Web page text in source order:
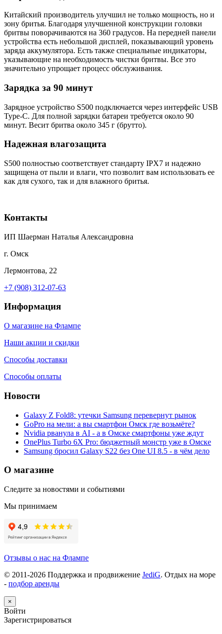
Китайский производитель улучшил не только мощность, но и
зону бритья. Благодаря улучшенной конструкции головки
бритвы поворачиваются на 360 градусов. На передней панели
устройства есть небольшой дисплей, показывающий уровень
заряда аккумулятора. Есть также специальные индикаторы,
указывающие на необходимость чистки бритвы. Все это
значительно упрощает процесс обслуживания.
Зарядка за 90 минут
Зарядное устройство S500 подключается через интерфейс USB
Type-C. Для полной зарядки батареи требуется около 90
минут. Весит бритва около 345 г (брутто).
Надежная влагозащита
S500 полностью соответствует стандарту IPX7 и надежно
защищена от пыли и влаги, что позволит вам использовать ее
как для сухого, так и для влажного бритья.
Контакты
ИП Шаерман Наталья Александровна
г. Омск
Лермонтова, 22
+7 (908) 312-07-63
Информация
О магазине на Флампе
Наши акции и скидки
Способы доставки
Способы оплаты
Новости
Galaxy Z Fold8: утечки Samsung перевернут рынок
GoPro на мели: а вы смартфон Омск где возьмёте?
Nvidia рванула в AI - а в Омске смартфоны уже ждут
OnePlus Turbo 6X Pro: бюджетный монстр уже в Омске
Samsung бросил Galaxy S22 без One UI 8.5 - в чём дело
О магазине
Следите за новостями и событиями
Мы принимаем
Отзывы о нас на Флампе
© 2011-2026 Поддержка и продвижение JediG. Отдых на море
- подбор аренды
×
Войти
Зарегистрироваться